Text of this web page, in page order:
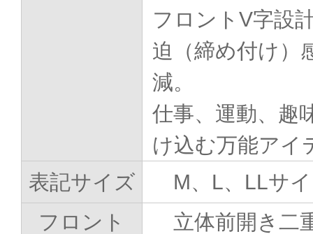
フロントV字設
迫（締め付け）
減。
仕事、運動、趣
け込む万能アイ
表記サイズ
M、L、LLサ
フロント
立体前開き二